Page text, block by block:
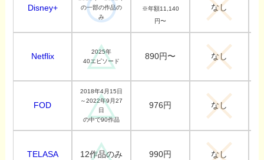
Disney+
の一部の作品の
み
※年額11,140
円〜
なし
Netflix
2025年
40エピソード
890円〜 なし
FOD
2018年4月15日
～2022年9月27
日
の中で90作品
976円 なし
TELASA 12作品のみ 990円 なし